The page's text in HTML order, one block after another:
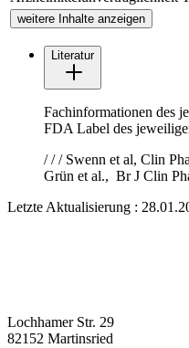
weitere Inhalte anzeigen
Literatur
Fachinformationen des
FDA Label des
/// Swenn et al, Clin
Grün et al., Br J Clin
Letzte Aktualisierung :
Lochhamer Str. 29
82152 Martinsried